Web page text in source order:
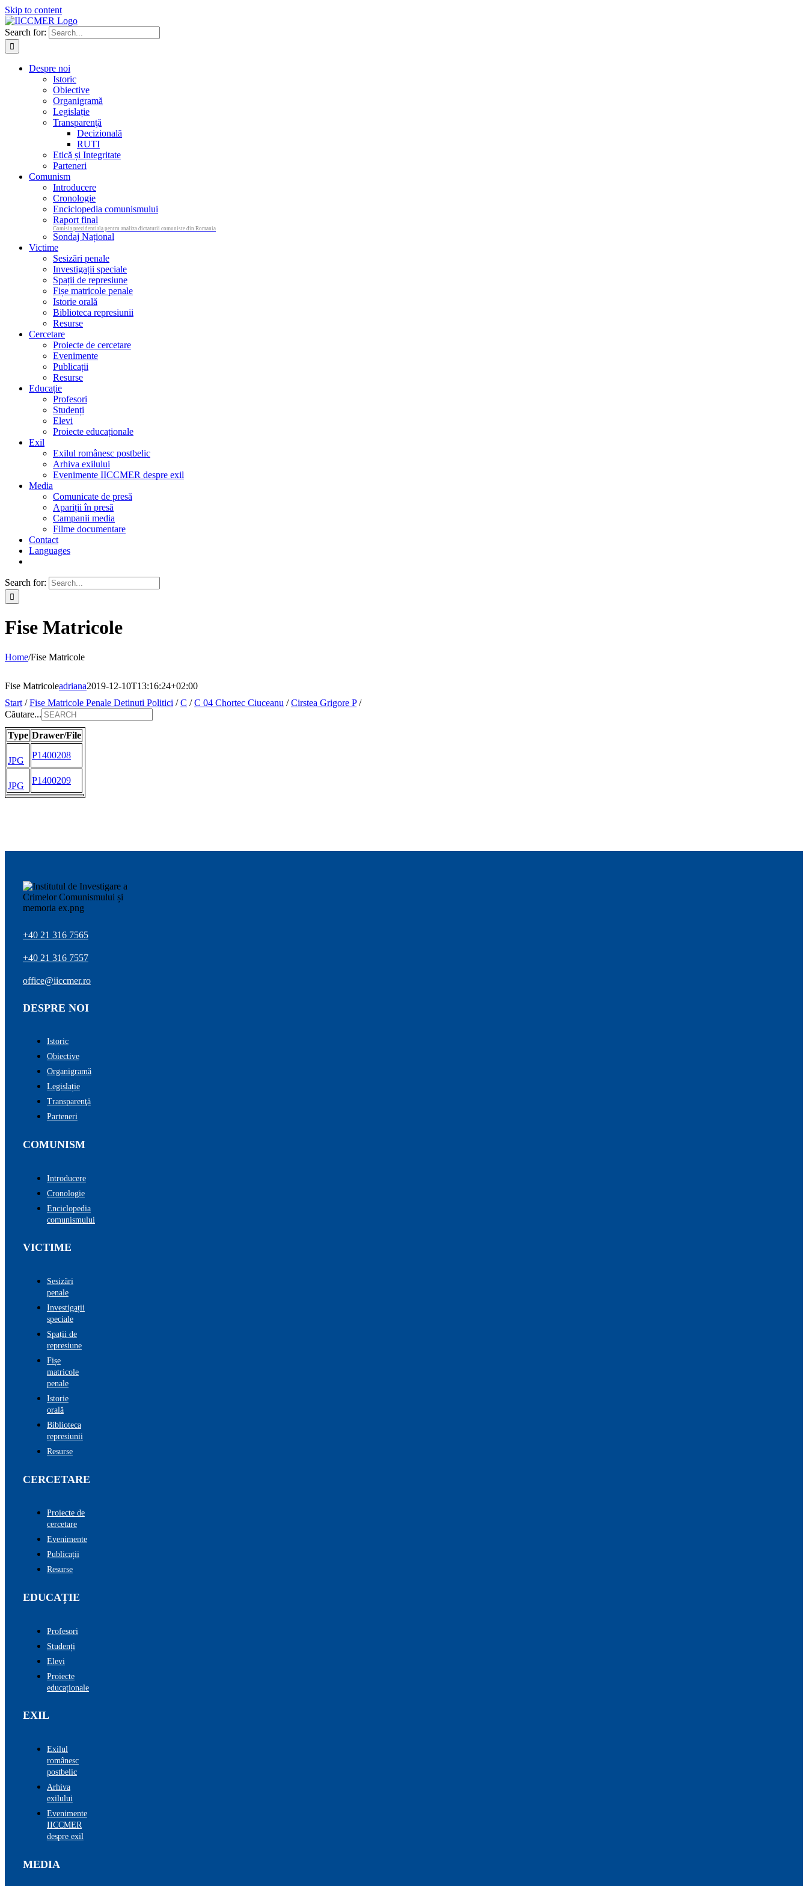
Skip to content
Search for:
Despre noi
Istoric
Obiective
Organigramă
Legislație
Transparenţă
Decizională
RUTI
Etică și Integritate
Parteneri
Comunism
Introducere
Cronologie
Enciclopedia comunismului
Raport final
Comisia prezidentiala pentru analiza dictaturii comuniste din Romania
Sondaj Național
Victime
Sesizări penale
Investigații speciale
Spații de represiune
Fișe matricole penale
Istorie orală
Biblioteca represiunii
Resurse
Cercetare
Proiecte de cercetare
Evenimente
Publicații
Resurse
Educație
Profesori
Studenți
Elevi
Proiecte educaționale
Exil
Exilul românesc postbelic
Arhiva exilului
Evenimente IICCMER despre exil
Media
Comunicate de presă
Apariții în presă
Campanii media
Filme documentare
Contact
Languages
Search for:
Fise Matricole
Home/Fise Matricole
Fise Matricoleadriana2019-12-10T13:16:24+02:00
Start /Fise Matricole Penale Detinuti Politici /C /C 04 Chortec Ciuceanu /Cirstea Grigore P/
Căutare...
Type Drawer/File
JPG
P1400208
JPG
P1400209
+40 21 316 7565
+40 21 316 7557
office@iiccmer.ro
DESPRE NOI
Istoric
Obiective
Organigramă
Legislație
Transparenţă
Parteneri
COMUNISM
Introducere
Cronologie
Enciclopedia
comunismului
VICTIME
Sesizări
penale
Investigații
speciale
Spații de
represiune
Fișe
matricole
penale
Istorie
orală
Biblioteca
represiunii
Resurse
CERCETARE
Proiecte de
cercetare
Evenimente
Publicații
Resurse
EDUCAȚIE
Profesori
Studenți
Elevi
Proiecte
educaționale
EXIL
Exilul
românesc
postbelic
Arhiva
exilului
Evenimente
IICCMER
despre exil
MEDIA